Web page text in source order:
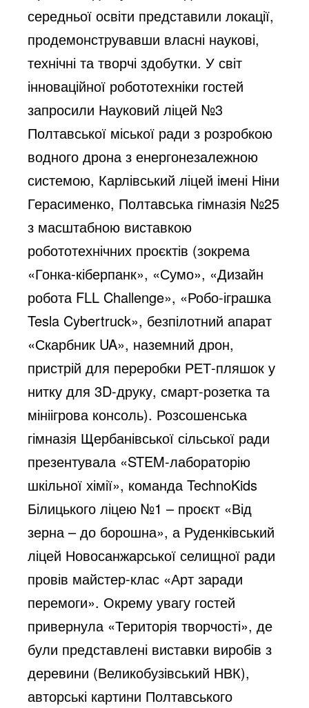
середньої освіти представили локації,
продемонструвавши власні наукові,
технічні та творчі здобутки. У світ
інноваційної робототехніки гостей
запросили Науковий ліцей №3
Полтавської міської ради з розробкою
водного дрона з енергонезалежною
системою, Карлівський ліцей імені Ніни
Герасименко, Полтавська гімназія №25
з масштабною виставкою
робототехнічних проєктів (зокрема
«Гонка-кіберпанк», «Сумо», «Дизайн
робота FLL Challenge», «Робо-іграшка
Tesla Cybertruck», безпілотний апарат
«Скарбник UA», наземний дрон,
пристрій для переробки РЕТ-пляшок у
нитку для 3D-друку, смарт-розетка та
мініігрова консоль). Розсошенська
гімназія Щербанівської сільської ради
презентувала «STEM-лабораторію
шкільної хімії», команда TechnoKids
Білицького ліцею №1 – проєкт «Від
зерна – до борошна», а Руденківський
ліцей Новосанжарської селищної ради
провів майстер-клас «Арт заради
перемоги». Окрему увагу гостей
привернула «Територія творчості», де
були представлені виставки виробів з
деревини (Великобузівський НВК),
авторські картини Полтавського